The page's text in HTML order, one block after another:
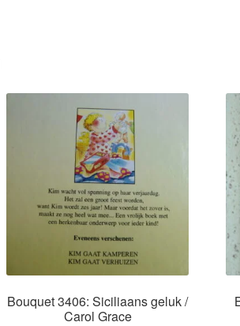
Bouquet 3406: Siciliaans geluk /
Carol Grace